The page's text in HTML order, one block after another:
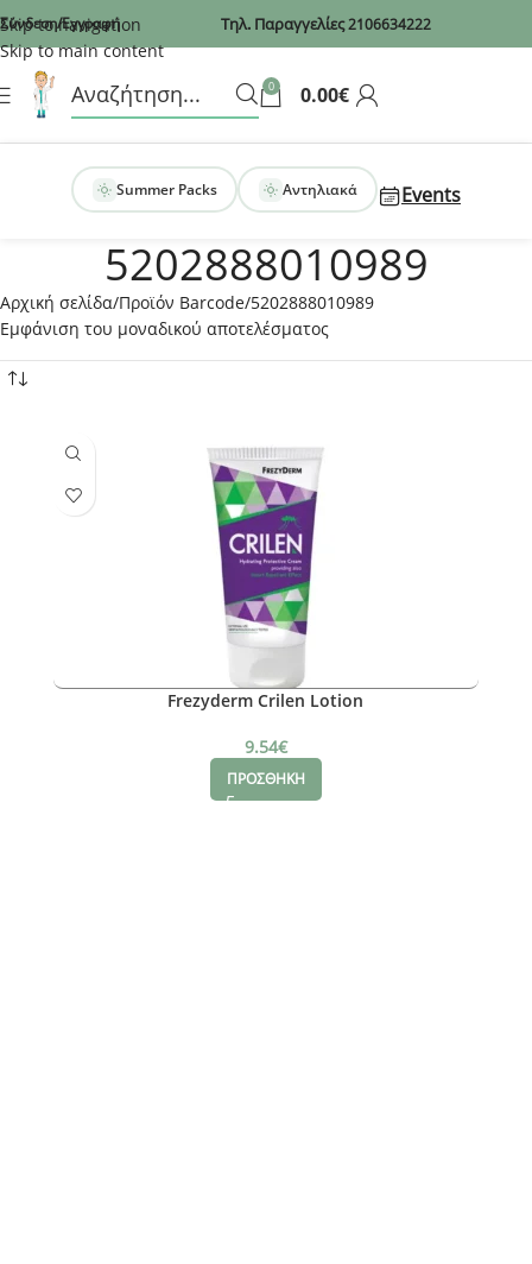
Recaptcha
Skip to navigation
Skip to main content
Σύνδεση/Εγγραφή Τηλ. Παραγγελίες2106634222
0 0.00€
Summer Packs Αντηλιακά Events
5202888010989
Αρχική σελίδα Προϊόν Barcode 5202888010989
Εμφάνιση του μοναδικού αποτελέσματος
Frezyderm Crilen Lotion
9.54€
ΠΡΟΣΘΗΚΗ